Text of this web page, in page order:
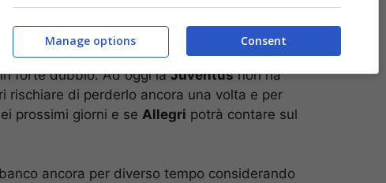
Chiesacontinua ad avere fastidio e per questo
forte dubbio. Ad oggi laJuventusnon ha
rischiare di perderlo ancora una volta e per
prossimi giorni e se Allegri potrà contare sul
ancora per diverso tempo considerando
Consent
Manage options